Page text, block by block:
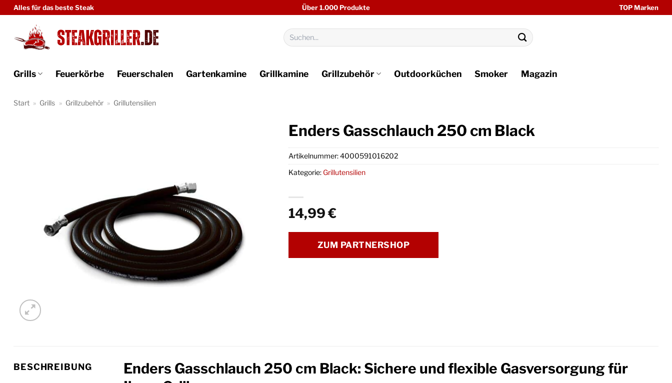
Zum
springen
Alles für das beste Steak Über 1.000 Produkte TOP Marken
Suchen
nach:
Grills Feuerkörbe Feuerschalen Gartenkamine Grillkamine Grillzubehör Outdoorküchen Smoker Magazin
Start » Grills » Grillzubehör » Grillutensilien
Enders Gasschlauch 250 cm Black
14,99€
ZUM PARTNERSHOP
Artikelnummer:4000591016202
Kategorie: Grillutensilien
BESCHREIBUNG
Enders Gasschlauch 250 cm Black: Sichere und flexible Gasversorgung für